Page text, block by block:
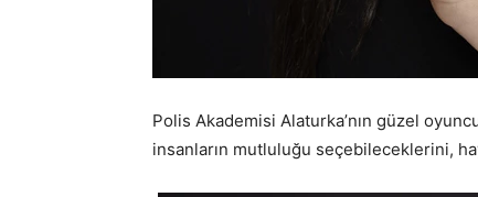
Polis Akademisi Alaturka’nın güzel
insanların mutluluğu seçebileceklerini,